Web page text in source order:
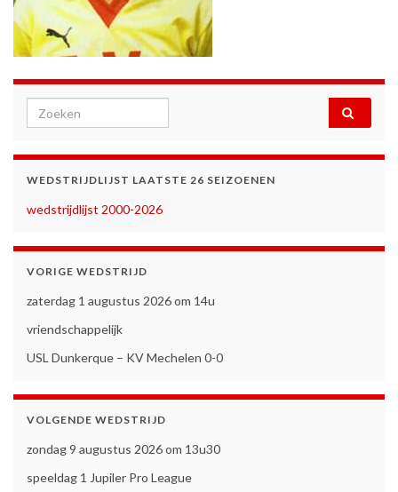
Search for:
WEDSTRIJDLIJST LAATSTE 26 SEIZOENEN
wedstrijdlijst 2000-2026
VORIGE WEDSTRIJD
zaterdag 1 augustus 2026 om 14u
vriendschappelijk
USL Dunkerque – KV Mechelen 0-0
VOLGENDE WEDSTRIJD
zondag 9 augustus 2026 om 13u30
speeldag 1 Jupiler Pro League